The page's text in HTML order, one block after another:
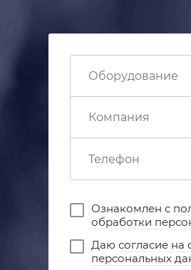
Ознакомлен с
обработки
Даю согласие на
персональных